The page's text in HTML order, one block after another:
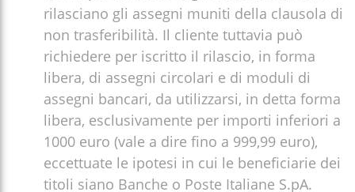
rilasciano gli assegni muniti della clausola di
non trasferibilità. Il cliente tuttavia può
richiedere per iscritto il rilascio, in forma
libera, di assegni circolari e di moduli di
assegni bancari, da utilizzarsi, in detta forma
libera, esclusivamente per importi inferiori a
1000 euro (vale a dire fino a 999,99 euro),
eccettuate le ipotesi in cui le beneficiarie dei
titoli siano Banche o Poste Italiane S.pA.